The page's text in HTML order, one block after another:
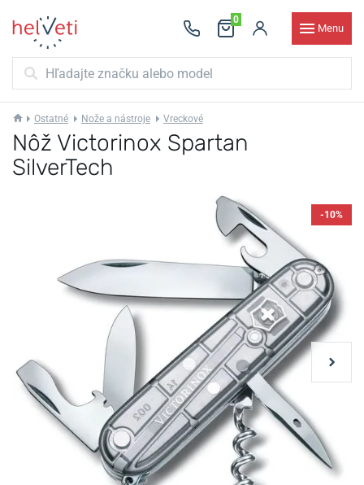
0
Menu
Ostatné Nože a nástroje Vreckové
Nôž Victorinox Spartan
SilverTech
-10%